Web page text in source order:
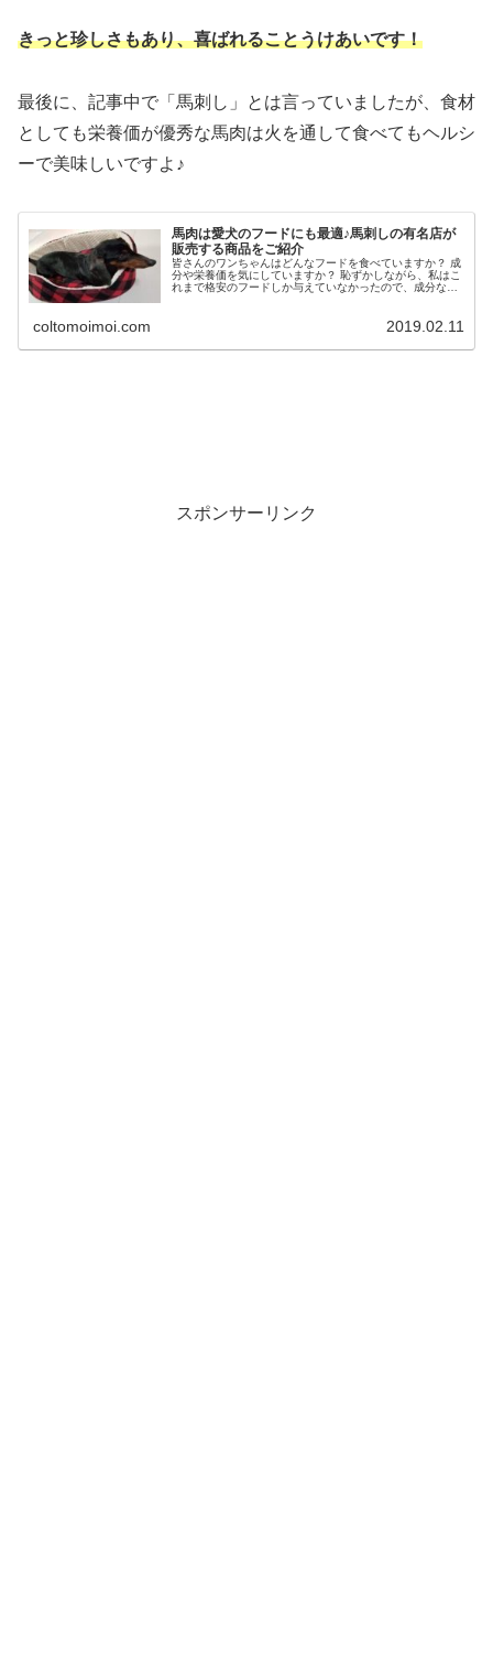
きっと珍しさもあり、喜ばれることうけあいです！
最後に、記事中で「馬刺し」とは言っていましたが、食材
としても栄養価が優秀な馬肉は火を通して食べてもヘルシ
ーで美味しいですよ♪
馬肉は愛犬のフードにも最適♪馬刺しの有名店が
販売する商品をご紹介
皆さんのワンちゃんはどんなフードを食べていますか？ 成
分や栄養価を気にしていますか？ 恥ずかしながら、私はこ
れまで格安のフードしか与えていなかったので、成分など
coltomoimoi.com 2019.02.11
スポンサーリンク